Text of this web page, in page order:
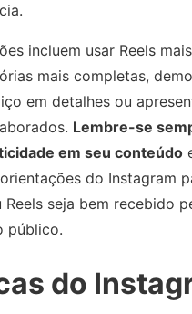
incluem usar Reels
mais completas,
em detalhes ou
Lembre-se
em seu conteúdo
do Instagram
seja bem recebido
público.
do